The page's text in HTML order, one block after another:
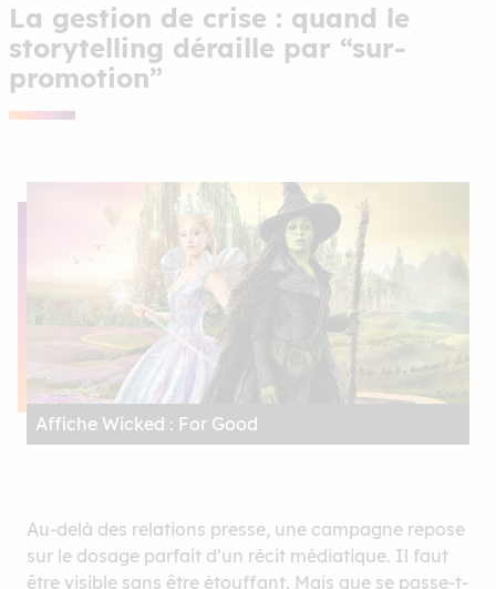
La gestion de crise : quand le
storytelling déraille par “sur-
promotion”
Affiche Wicked : For Good
Au-delà des relations presse, une campagne repose
sur le dosage parfait d’un récit médiatique. Il faut
être visible sans être étouffant. Mais que se passe-t-